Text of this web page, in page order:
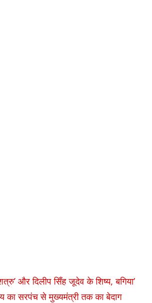
और दिलीप सिँह जूदेव के शिष्य, बगिया’
का सरपंच से मुख्यमंत्री तक का बेदाग